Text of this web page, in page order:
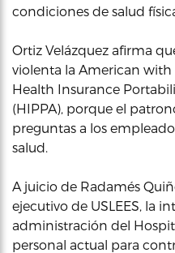
condiciones de salud
Ortiz Velázquez afirma
violenta la American with
Health Insurance
(HIPPA), porque el
preguntas a los
salud.
A juicio de Radamés
ejecutivo de USLEES, la
administración del
personal actual para